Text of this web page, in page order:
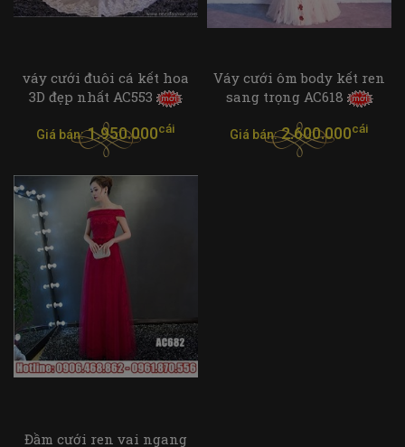
váy cưới đuôi cá kết hoa
3D đẹp nhất AC553
Giá bán:1.950.000cái
Váy cưới ôm body kết ren
sang trọng AC618
Giá bán:2.600.000cái
Đầm cưới ren vai ngang